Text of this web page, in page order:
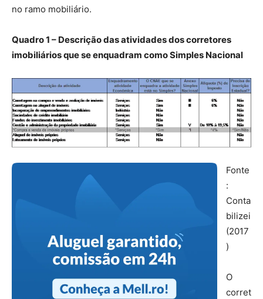
no ramo mobiliário.
Quadro1 – Descrição das atividades dos corretores
imobiliários que se enquadram como Simples Nacional
Fonte
:
Conta
bilizei
(2017
)
O
corret